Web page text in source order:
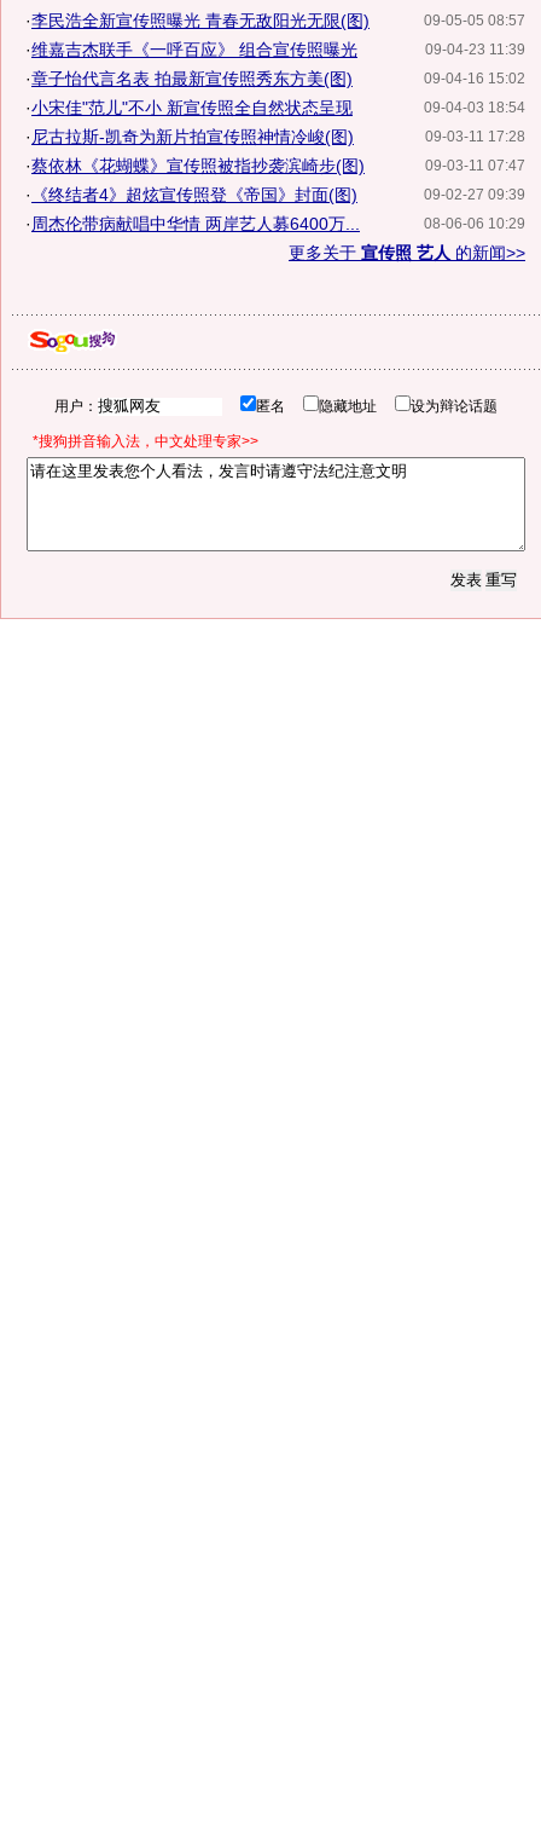
09-05-05 08:57
·李民浩全新宣传照曝光 青春无敌阳光无限(图)
09-04-23 11:39
·维嘉吉杰联手《一呼百应》 组合宣传照曝光
09-04-16 15:02
·章子怡代言名表 拍最新宣传照秀东方美(图)
09-04-03 18:54
·小宋佳"范儿"不小 新宣传照全自然状态呈现
09-03-11 17:28
· 尼古拉斯-凯奇为新片拍宣传照神情冷峻(图)
09-03-11 07:47
·蔡依林《花蝴蝶》宣传照被指抄袭滨崎步(图)
09-02-27 09:39
· 《终结者4》超炫宣传照登《帝国》封面(图)
08-06-06 10:29
· 周杰伦带病献唱中华情 两岸艺人募6400万...
更多关于 宣传照 艺人 的新闻>>
用户： 匿名 隐藏地址 设为辩论话题
*搜狗拼音输入法，中文处理专家>>